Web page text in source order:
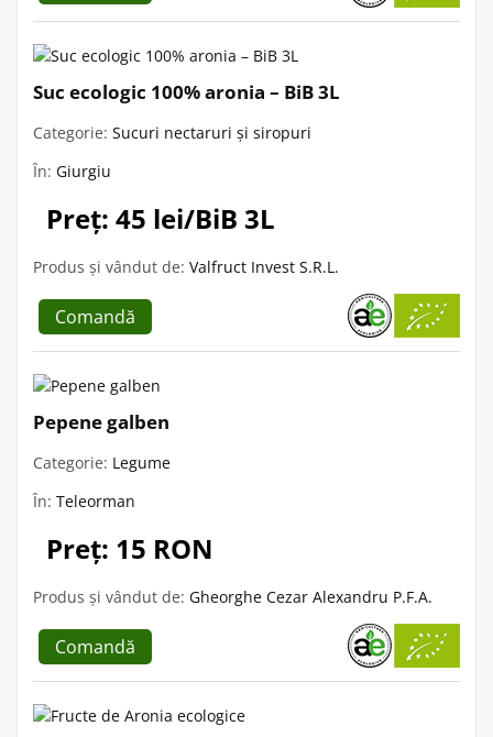
Suc ecologic 100% aronia – BiB 3L
Categorie: Sucuri nectaruri și siropuri
În: Giurgiu
Preț: 45 lei/BiB 3L
Produs și vândut de: Valfruct Invest S.R.L.
Comandă
Pepene galben
Categorie: Legume
În: Teleorman
Preț: 15 RON
Produs și vândut de: Gheorghe Cezar Alexandru P.F.A.
Comandă